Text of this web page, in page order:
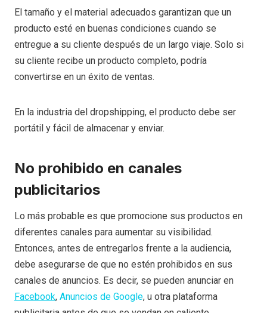
El tamaño y el material adecuados garantizan que un
producto esté en buenas condiciones cuando se
entregue a su cliente después de un largo viaje. Solo si
su cliente recibe un producto completo, podría
convertirse en un éxito de ventas.
En la industria del dropshipping, el producto debe ser
portátil y fácil de almacenar y enviar.
No prohibido en canales
publicitarios
Lo más probable es que promocione sus productos en
diferentes canales para aumentar su visibilidad.
Entonces, antes de entregarlos frente a la audiencia,
debe asegurarse de que no estén prohibidos en sus
canales de anuncios. Es decir, se pueden anunciar en
Facebook, Anuncios de Google, u otra plataforma